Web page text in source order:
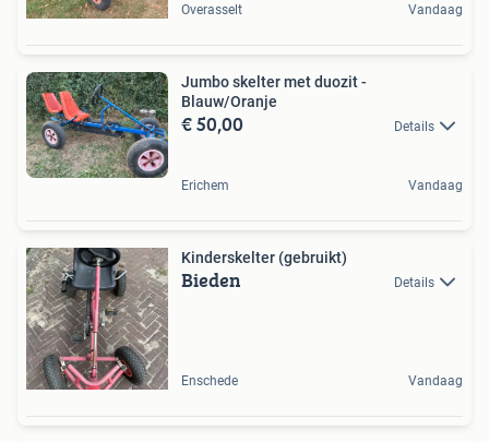
Overasselt Vandaag
Jumbo skelter met duozit -
Blauw/Oranje
€ 50,00 Details
Erichem Vandaag
Kinderskelter (gebruikt)
Bieden Details
Enschede Vandaag